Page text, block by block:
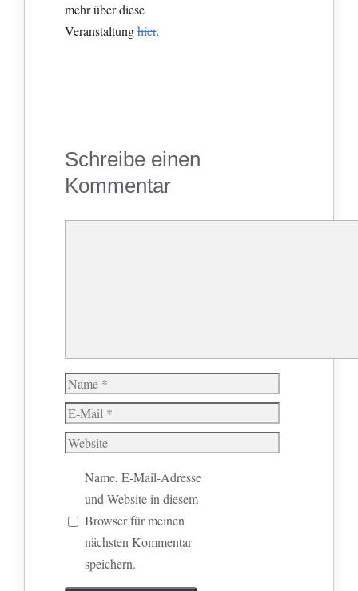
mehr über diese
Veranstaltunghier.
Schreibe einen
Kommentar
Name
E-
Mail
Website
Name, E-Mail-Adresse
und Website in diesem
Browser für meinen
nächsten Kommentar
speichern.